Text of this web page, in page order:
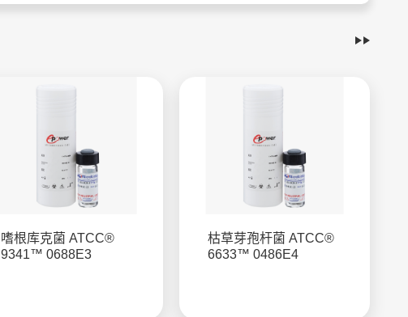
嗜根库克菌 ATCC®
9341™ 0688E3
枯草芽孢杆菌 ATCC®
6633™ 0486E4